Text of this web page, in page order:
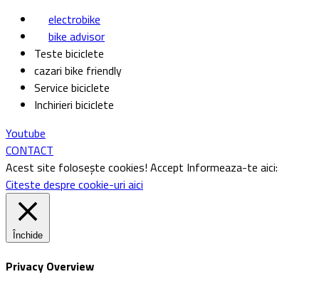
electrobike
bike advisor
Teste biciclete
cazari bike friendly
Service biciclete
Inchirieri biciclete
Youtube
CONTACT
Acest site folosește cookies! Accept Informeaza-te aici:
Citeste despre cookie-uri aici
Închide
Privacy Overview